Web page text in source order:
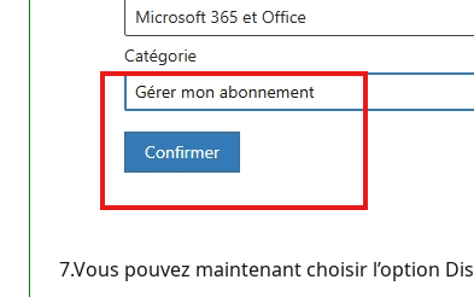
7.Vous pouvez maintenant choisir l’option